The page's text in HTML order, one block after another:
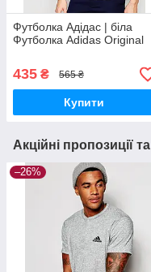
Футболка Адідас | біла
Футболка Adidas Original
435 ₴ 565 ₴
Купити
Акційні пропозиції
–26%